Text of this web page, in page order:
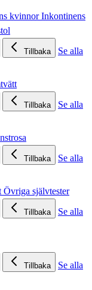
kvinnorInkontinens
Tillbaka
Se alla
Tillbaka
Se alla
Tillbaka
Se alla
Övriga självtester
Tillbaka
Se alla
Tillbaka
Se alla